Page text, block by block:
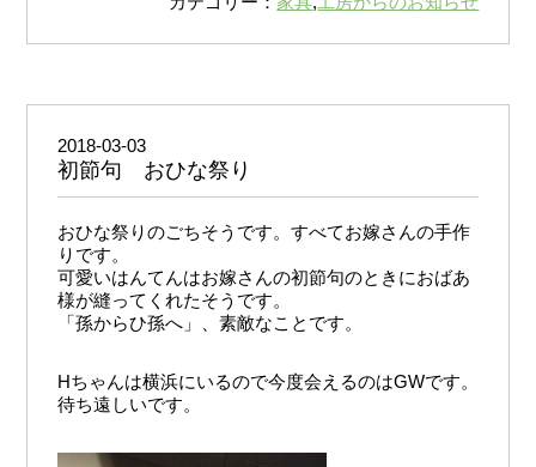
2018-03-03
初節句 おひな祭り
おひな祭りのごちそうです。すべてお嫁さんの手作
りです。
可愛いはんてんはお嫁さんの初節句のときにおばあ
様が縫ってくれたそうです。
「孫からひ孫へ」、素敵なことです。
Hちゃんは横浜にいるので今度会えるのはGWです。
待ち遠しいです。